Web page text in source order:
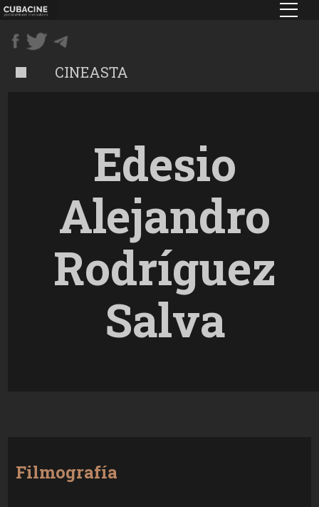
Pasar
al
contenido
principal
CINEASTA
Edesio
Alejandro
Rodríguez
Salva
Filmografía